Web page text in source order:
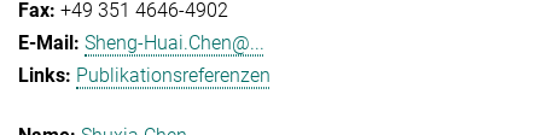
+49 351 4646-4902
Sheng-Huai.Chen@...
Publikationsreferenzen